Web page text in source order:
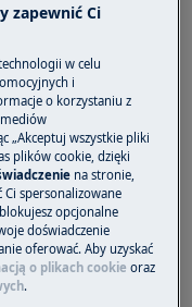
ze
zapewnić Ci
w celu
i
o korzystaniu z
„Akceptuj wszystkie pliki
plików cookie, dzięki
na stronie,
Ci spersonalizowane
opcjonalne
doświadczenie
oferować. Aby uzyskać
o plikach cookie oraz
.